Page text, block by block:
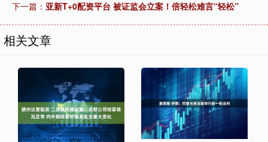
下一篇： 亚新T+0配资平台 被证监会立案！倍轻松难言“轻松”
相关文章